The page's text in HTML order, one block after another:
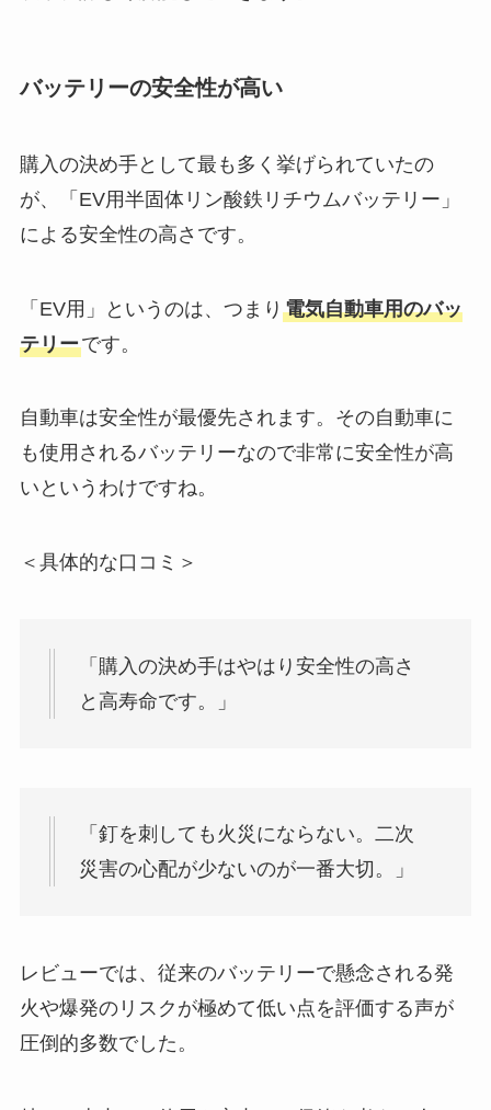
バッテリーの安全性が高い
購入の決め手として最も多く挙げられていたの
が、「EV用半固体リン酸鉄リチウムバッテリー」
による安全性の高さです。
「EV用」というのは、つまり 電気自動車用のバッ
テリーです。
自動車は安全性が最優先されます。その自動車に
も使用されるバッテリーなので非常に安全性が高
いというわけですね。
＜具体的な口コミ＞
「購入の決め手はやはり安全性の高さ
と高寿命です。」
「釘を刺しても火災にならない。二次
災害の心配が少ないのが一番大切。」
レビューでは、従来のバッテリーで懸念される発
火や爆発のリスクが極めて低い点を評価する声が
圧倒的多数でした。